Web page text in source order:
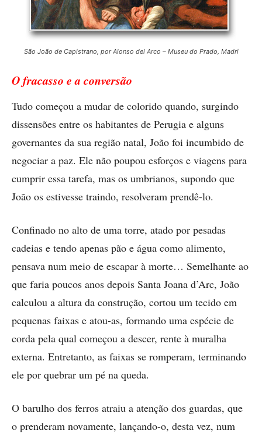
São João de Capistrano, por Alonso del Arco – Museu do Prado, Madri
O fracasso e a conversão
Tudo começou a mudar de colorido quando, surgindo
dissensões ­entre os habitantes de Perugia e alguns
governantes da sua região natal, João foi incumbido de
negociar a paz. Ele não poupou esforços e viagens para
cumprir essa tarefa, mas os umbrianos, supondo que
João os estivesse traindo, resolveram prendê-lo.
Confinado no alto de uma torre, atado por pesadas
cadeias e tendo apenas pão e água como alimento,
pensava num meio de escapar à morte… Semelhante ao
que faria poucos anos depois Santa Joana d’Arc, João
calculou a altura da construção, cortou um tecido em
pequenas faixas e atou-as, formando uma espécie de
corda pela qual começou a descer, rente à muralha
externa. Entretanto, as faixas se romperam, terminando
ele por quebrar um pé na queda.
O barulho dos ferros atraiu a atenção dos guardas, que
o prenderam novamente, lançando-o, desta vez, num